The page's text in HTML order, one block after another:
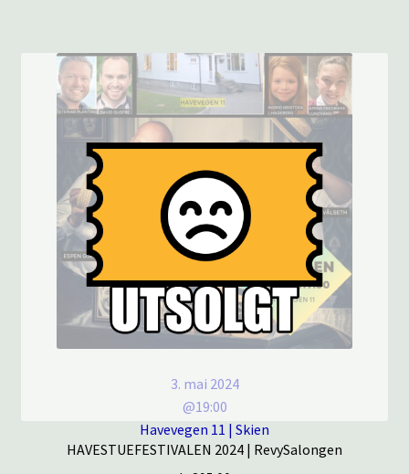
3. mai 2024
@19:00
Havevegen 11 | Skien
HAVESTUEFESTIVALEN 2024 | RevySalongen